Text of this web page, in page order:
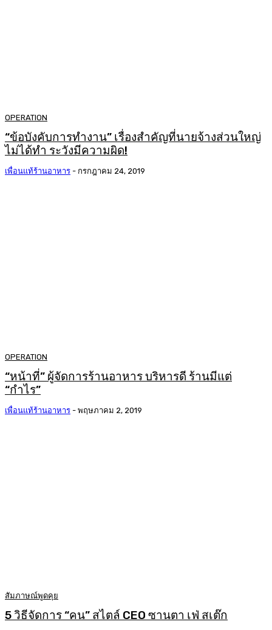
OPERATION
“ข้อบังคับการทำงาน” เรื่องสำคัญที่นายจ้างส่วนใหญ่
ไม่ได้ทำ ระวังมีความผิด!
เพื่อนแท้ร้านอาหาร - กรกฎาคม 24, 2019
OPERATION
“หน้าที่” ผู้จัดการร้านอาหาร บริหารดี ร้านมีแต่
“กำไร”
เพื่อนแท้ร้านอาหาร - พฤษภาคม 2, 2019
สัมภาษณ์พูดคุย
5 วิธีจัดการ “คน” สไตล์ CEO ซานตา เฟ่ สเต๊ก